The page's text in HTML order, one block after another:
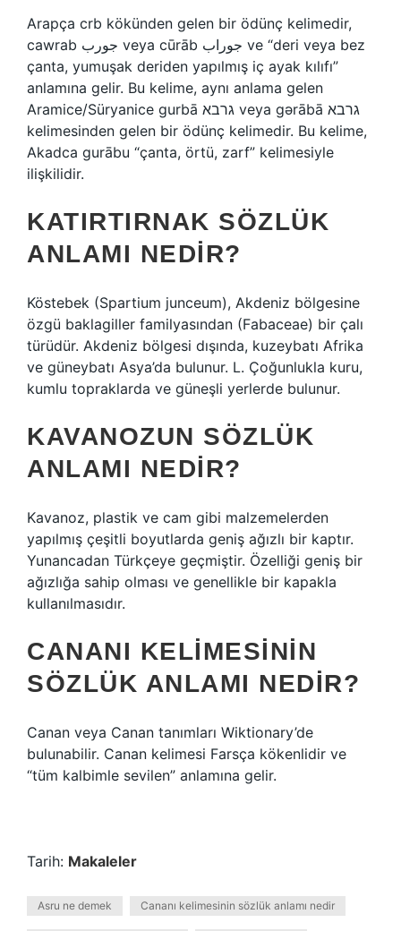
Arapça crb kökünden gelen bir ödünç kelimedir,
cawrab جورب veya cūrāb جوراب ve “deri veya bez
çanta, yumuşak deriden yapılmış iç ayak kılıfı”
anlamına gelir. Bu kelime, aynı anlama gelen
Aramice/Süryanice gurbā גרבא veya gərābā גרבא
kelimesinden gelen bir ödünç kelimedir. Bu kelime,
Akadca gurābu “çanta, örtü, zarf” kelimesiyle
ilişkilidir.
KATIRTIRNAK SÖZLÜK
ANLAMI NEDIR?
Köstebek (Spartium junceum), Akdeniz bölgesine
özgü baklagiller familyasından (Fabaceae) bir çalı
türüdür. Akdeniz bölgesi dışında, kuzeybatı Afrika
ve güneybatı Asya’da bulunur. L. Çoğunlukla kuru,
kumlu topraklarda ve güneşli yerlerde bulunur.
KAVANOZUN SÖZLÜK
ANLAMI NEDIR?
Kavanoz, plastik ve cam gibi malzemelerden
yapılmış çeşitli boyutlarda geniş ağızlı bir kaptır.
Yunancadan Türkçeye geçmiştir. Özelliği geniş bir
ağızlığa sahip olması ve genellikle bir kapakla
kullanılmasıdır.
CANANI KELIMESININ
SÖZLÜK ANLAMI NEDIR?
Canan veya Canan tanımları Wiktionary’de
bulunabilir. Canan kelimesi Farsça kökenlidir ve
“tüm kalbimle sevilen” anlamına gelir.
Tarih: Makaleler
Asru ne demek Cananı kelimesinin sözlük anlamı nedir